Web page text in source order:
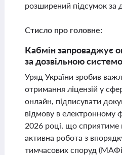
розширений підсумок за
Стисло про головне:
Кабмін запроваджує
за дозвільною
Уряд України зробив
отримання ліцензій у
онлайн, підписувати
відмову в електронному
2026 році, що сприятиме
активна робота з
тимчасових споруд